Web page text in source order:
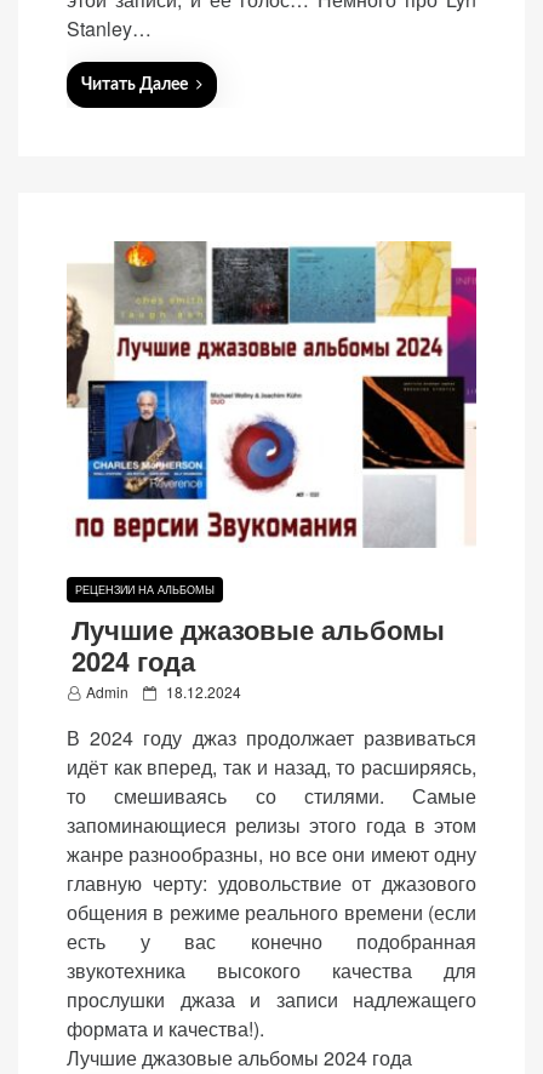
Stanley…
Читать Далее
РЕЦЕНЗИИ НА АЛЬБОМЫ
Лучшие джазовые альбомы
2024 года
Admin
P
s
t
e
d
o
n
18.12.2024
В 2024 году джаз продолжает развиваться
идёт как вперед, так и назад, то расширяясь,
то смешиваясь со стилями. Самые
запоминающиеся релизы этого года в этом
жанре разнообразны, но все они имеют одну
главную черту: удовольствие от джазового
общения в режиме реального времени (если
есть у вас конечно подобранная
звукотехника высокого качества для
прослушки джаза и записи надлежащего
формата и качества!).
Лучшие джазовые альбомы 2024 года